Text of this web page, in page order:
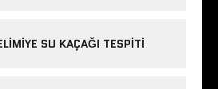
SU KAÇAĞI TESPITI